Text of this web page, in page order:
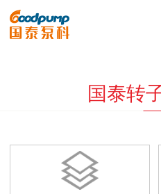
国泰转